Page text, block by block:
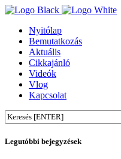
Nyitólap
Bemutatkozás
Aktuális
Cikkajánló
Videók
Vlog
Kapcsolat
Legutóbbi bejegyzések